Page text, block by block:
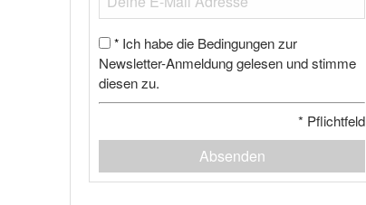
* Ich habe die Bedingungen zur
Newsletter-Anmeldung gelesen und stimme
diesen zu.
* Pflichtfeld
Absenden